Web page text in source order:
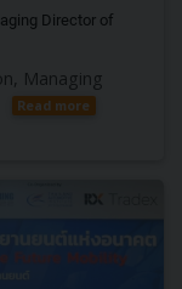
Director of
Managing
Read more